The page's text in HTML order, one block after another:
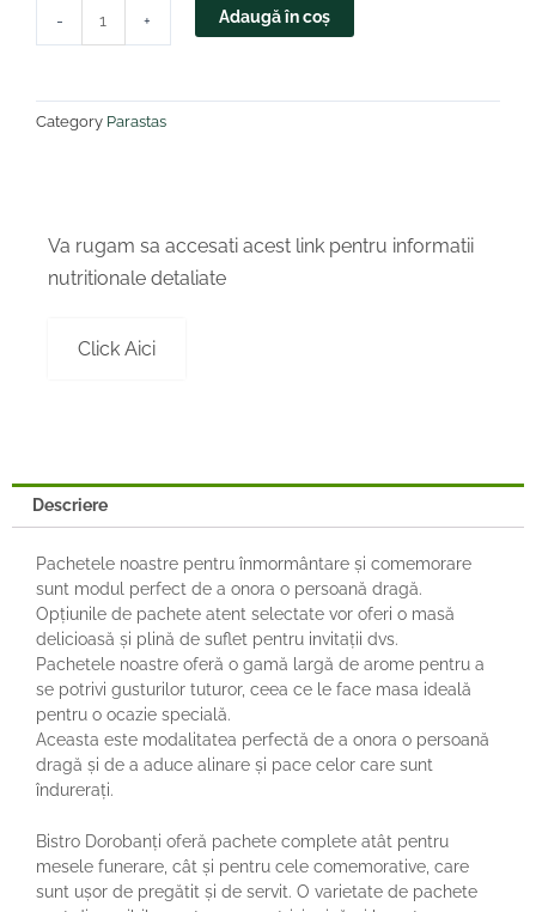
-
Pachetele
+ Adaugă în coș
Category Parastas
Va rugam sa accesati acest link pentru informatii
nutritionale detaliate
Click Aici
Descriere
Pachetele noastre pentru înmormântare și comemorare
sunt modul perfect de a onora o persoană dragă.
Opțiunile de pachete atent selectate vor oferi o masă
delicioasă și plină de suflet pentru invitații dvs.
Pachetele noastre oferă o gamă largă de arome pentru a
se potrivi gusturilor tuturor, ceea ce le face masa ideală
pentru o ocazie specială.
Aceasta este modalitatea perfectă de a onora o persoană
dragă și de a aduce alinare și pace celor care sunt
îndurerați.
Bistro Dorobanți oferă pachete complete atât pentru
mesele funerare, cât și pentru cele comemorative, care
sunt ușor de pregătit și de servit. O varietate de pachete